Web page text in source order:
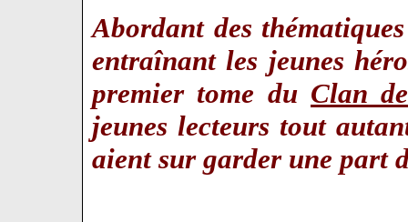
Abordant des
entraînant les jeunes
premier tome du Clan
jeunes lecteurs tout
aient sur garder une part